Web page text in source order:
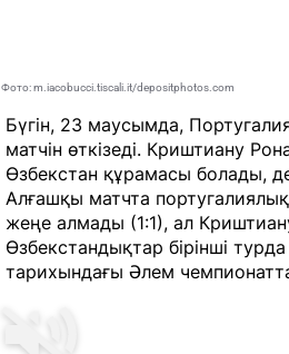
Фото: m.iacobucci.tiscali.it/depositphotos.com
Бүгін, 23 маусымда,
матчін өткізеді. Криштиану
Өзбекстан құрамасы болады,
Алғашқы матчта
жеңе алмады (1:1), ал
Өзбекстандықтар бірінші
тарихындағы Әлем